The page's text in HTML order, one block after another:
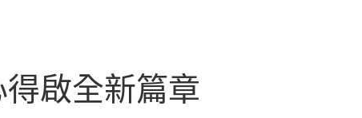
啟全新篇章